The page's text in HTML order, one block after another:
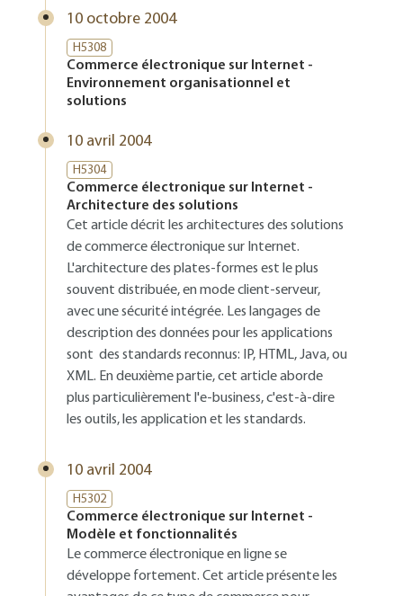
10 octobre 2004
H5308
Commerce électronique sur Internet -
Environnement organisationnel et
solutions
10 avril 2004
H5304
Commerce électronique sur Internet -
Architecture des solutions
Cet article décrit les architectures des solutions
de commerce électronique sur Internet.
L'architecture des plates-formes est le plus
souvent distribuée, en mode client-serveur,
avec une sécurité intégrée. Les langages de
description des données pour les applications
sont des standards reconnus: IP, HTML, Java, ou
XML. En deuxième partie, cet article aborde
plus particulièrement l'e-business, c'est-à-dire
les outils, les application et les standards.
10 avril 2004
H5302
Commerce électronique sur Internet -
Modèle et fonctionnalités
Le commerce électronique en ligne se
développe fortement. Cet article présente les